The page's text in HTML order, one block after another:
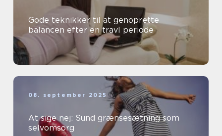
Gode teknikker til at genoprette
balancen efter en travl periode
08. september 2025
At sige nej: Sund grænsesætning som
selvomsorg